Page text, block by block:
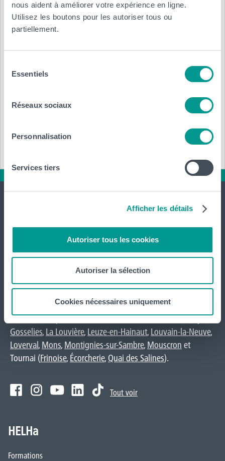
nous aident à améliorer votre expérience en ligne.
Utilisez les boutons pour les autoriser tous ou
partiellement.
Essentiels
Réseaux sociaux
Personnalisation
Services tiers
Afficher les détails
Autoriser tous les cookies
Autoriser la sélection
Cookies nécessaires uniquement
Région, ville :
Annexe :
Télécharger (.pdf)
International
La HELHa propose des études supérieures
professionnalisantes (du Bachelier au Master) : 65
formations réparties surBraine-le-Comte,Charleroi,Gilly,
Gosselies, La Louvière, Leuze-en-Hainaut, Louvain-la-Neuve,
Loverval, Mons, Montignies-sur-Sambre, Mouscron et
Tournai (Frinoise, Écorcherie, Quai des Salines).
Tout voir
HELHa
Formations